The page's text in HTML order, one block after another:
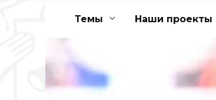
Темы Наши проекты